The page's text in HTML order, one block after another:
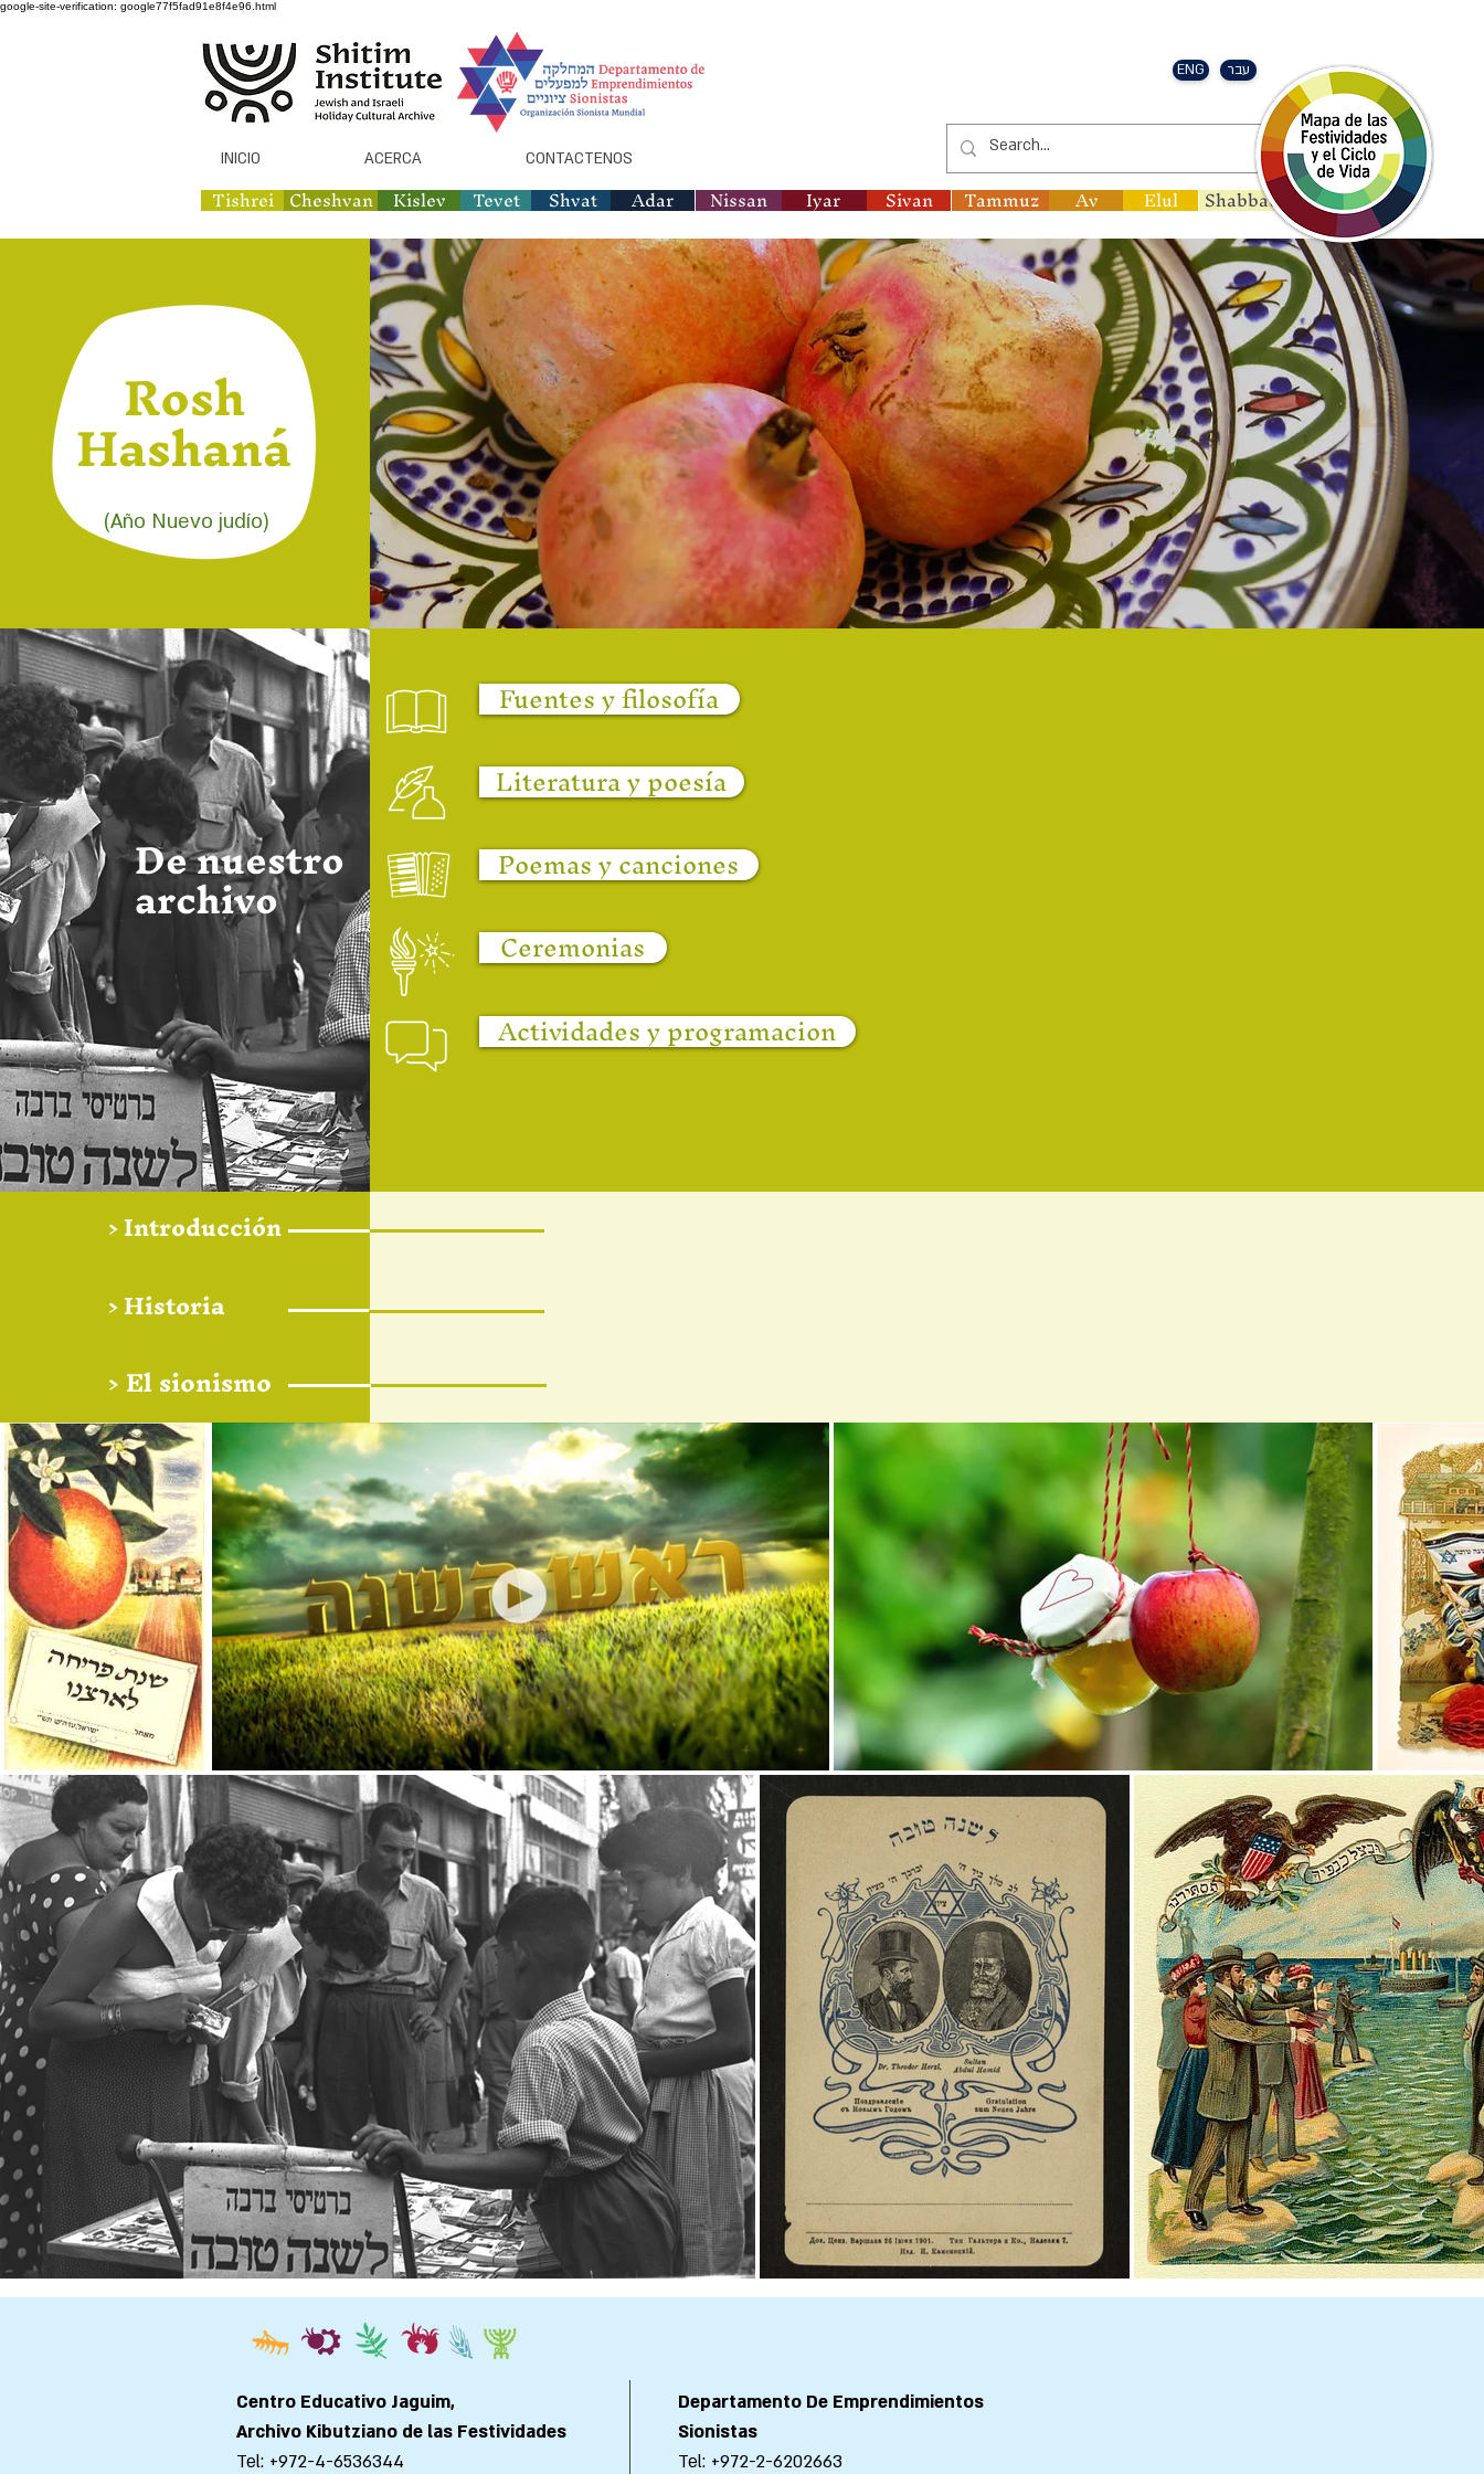
google-site-verification: google77f5fad91e8f4e96.html
INICIO ACERCA CONTACTENOS
ENG עבר
Tishrei Cheshvan Kislev Tevet Shvat Adar Iyar
Nissan Sivan Tammuz Av Elul Shabbat
Rosh
Hashaná
(Año Nuevo judío)
De nuestro
archivo
Fuentes y filosofía
Literatura y poesía
Poemas y canciones
Ceremonias
Actividades y programacion
> Introducción
> Historia
> El sionismo
Centro Educativo Jaguim,
Archivo Kibutziano de las Festividades
Tel: +972-4-6536344
Departamento De Emprendimientos
Sionistas
Tel: +972-2-6202663